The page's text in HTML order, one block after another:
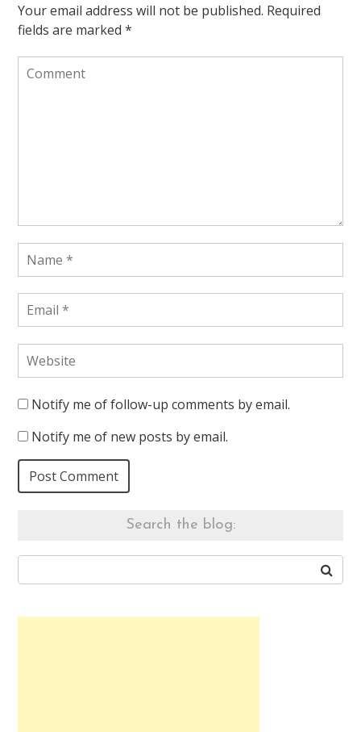
Your email address will not be published. Required
fields are marked*
Notify me of follow-up comments by email.
Notify me of new posts by email.
Search the blog: